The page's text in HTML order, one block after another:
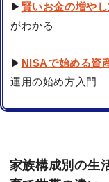
▶ 賢いお金の増や
がわかる
▶ NISAで始める資
運用の始め方入門
家族構成別の生